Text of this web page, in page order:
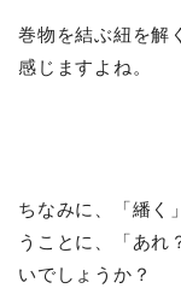
巻物を結ぶ紐を解
感じますよね。
ちなみに、「繙く
うことに、「あれ
いでしょうか？